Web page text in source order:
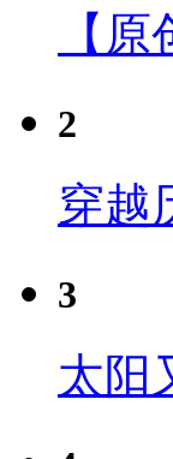
【
2
穿越
3
太阳